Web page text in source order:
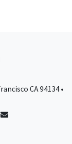
CA 94134 •